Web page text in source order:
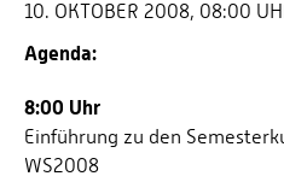
10. OKTOBER 2008, 08:00
Agenda:
8:00 Uhr
Einführung zu den
WS2008